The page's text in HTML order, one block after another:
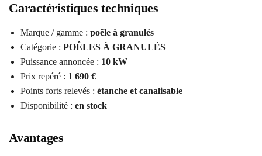
Caractéristiques techniques
Marque / gamme : poêle à granulés
Catégorie : POÊLES À GRANULÉS
Puissance annoncée : 10 kW
Prix repéré : 1 690 €
Points forts relevés : étanche et canalisable
Disponibilité : en stock
Avantages